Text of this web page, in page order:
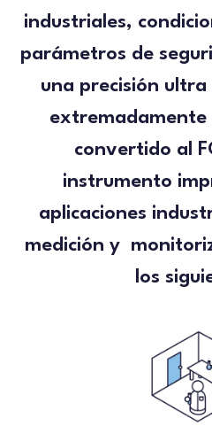
industriales,
parámetros de
una precisión
extremadamente
convertido al
instrumento
aplicaciones
medición y
los